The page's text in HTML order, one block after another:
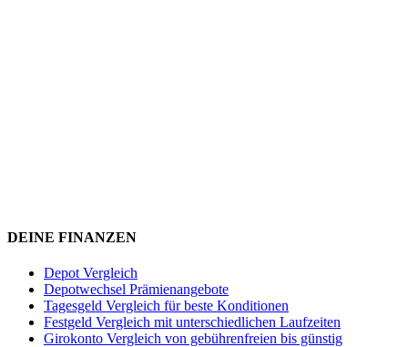
DEINE FINANZEN
Depot Vergleich
Depotwechsel Prämienangebote
Tagesgeld Vergleich für beste Konditionen
Festgeld Vergleich mit unterschiedlichen Laufzeiten
Girokonto Vergleich von gebührenfreien bis günstig